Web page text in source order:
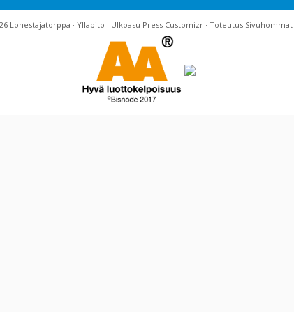
Lohestajatorppa · Yllapito · Ulkoasu Press Customizr · Toteutus Sivuhommat